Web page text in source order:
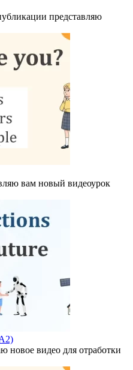
представляю
вам новый видеоурок
новое видео для отработки